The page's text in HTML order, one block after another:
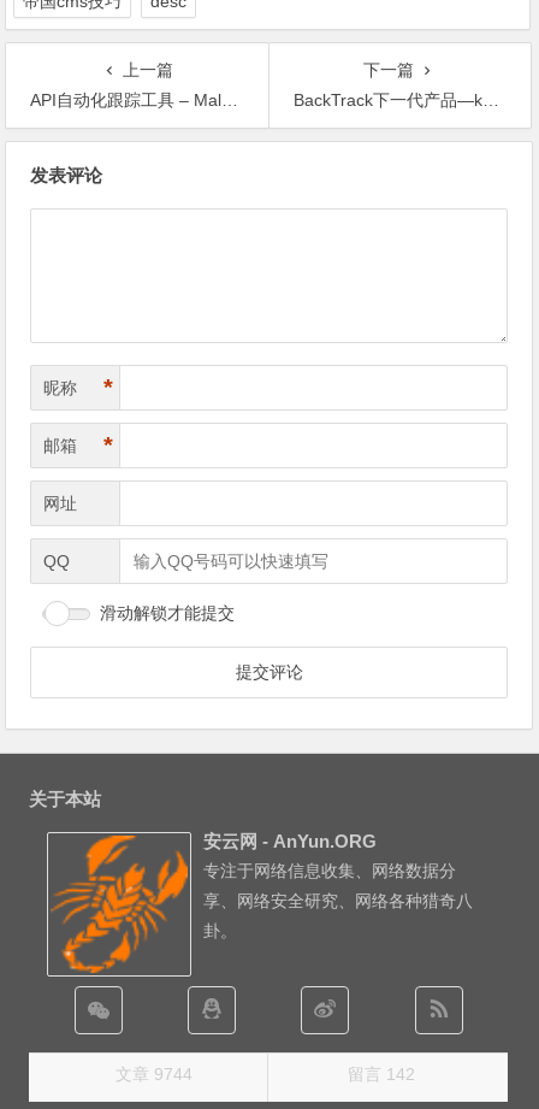
上一篇
API自动化跟踪工具 – Malpimp
下一篇
BackTrack下一代产品—kali Linux 1.0 发布
发表评论
昵称 *
邮箱 *
网址
QQ
滑动解锁才能提交
关于本站
安云网 - AnYun.ORG
专注于网络信息收集、网络数据分
享、网络安全研究、网络各种猎奇八
卦。
文章 9744 留言 142